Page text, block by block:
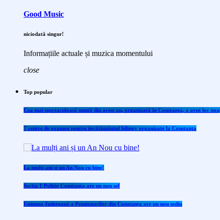
Good Music
niciodată singur!
Informațiile actuale și muzica momentului
close
Top popular
Cea mai spectaculoasă nuntă din acest an, organizată în Constanța, a avut loc
7 centre de examen pentru învăţământul bilingv organizate la Constanţa
La mulți ani și un An Nou cu bine!
Sectia 1 Politie Constanta are un nou sef
Uniunea Județeană a Pensionarilor din Constanța are un nou sediu